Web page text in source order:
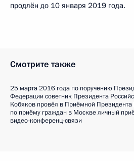
продлён до 10 января 2019 года.
Смотрите также
25 марта 2016 года по поручению
Федерации советник Президента
Кобяков провёл в Приёмной
по приёму граждан в Москве личный
видео-конференц-связи